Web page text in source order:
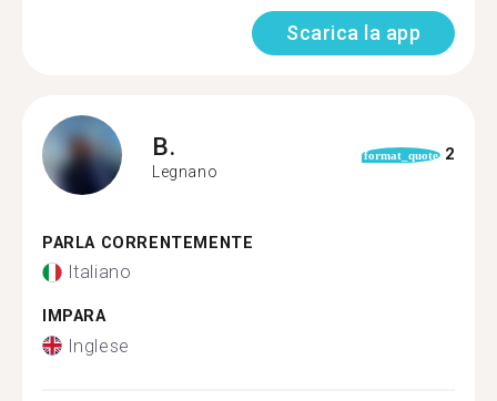
Scarica la app
B.
Legnano
format_quote 2
PARLA CORRENTEMENTE
Italiano
IMPARA
Inglese